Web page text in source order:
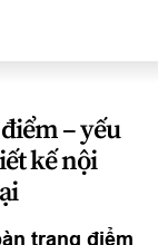
– yếu
kế nội
trang điểm